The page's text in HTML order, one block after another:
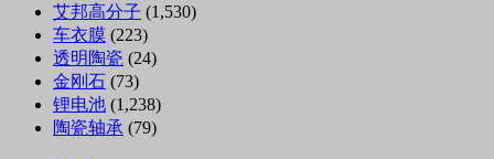
艾邦高分子 (1,530)
车衣膜 (223)
透明陶瓷 (24)
金刚石 (73)
锂电池 (1,238)
陶瓷轴承 (79)